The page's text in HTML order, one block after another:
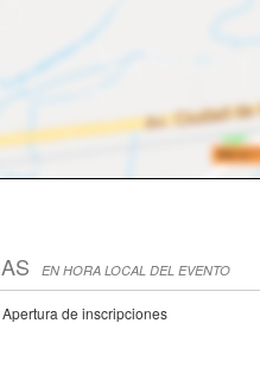
EN HORA LOCAL DEL EVENTO
Apertura de inscripciones